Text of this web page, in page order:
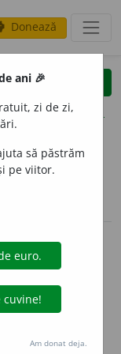
Donează
clear
opțiuni
de
.
de
ani 🎉
zi de zi,
să păstrăm
pe viitor.
Am donat deja.